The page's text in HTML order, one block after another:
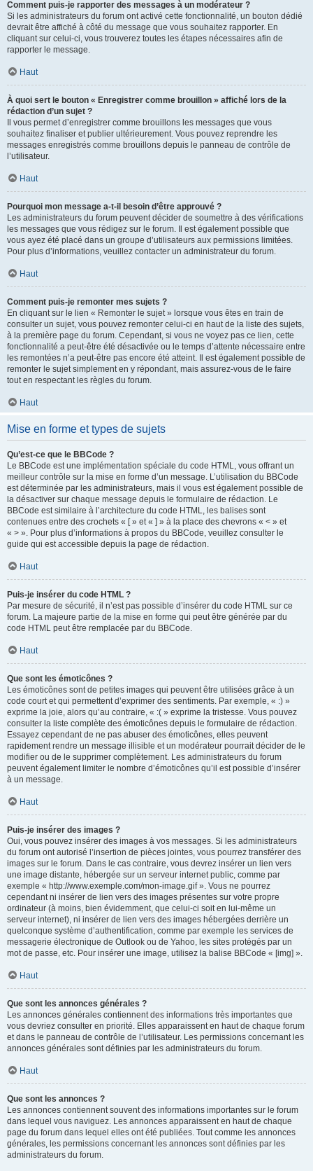
Comment puis-je rapporter des messages à un modérateur ?
Si les administrateurs du forum ont activé cette fonctionnalité, un bouton dédié
devrait être affiché à côté du message que vous souhaitez rapporter. En
cliquant sur celui-ci, vous trouverez toutes les étapes nécessaires afin de
rapporter le message.
Haut
À quoi sert le bouton « Enregistrer comme brouillon » affiché lors de la
rédaction d’un sujet ?
Il vous permet d’enregistrer comme brouillons les messages que vous
souhaitez finaliser et publier ultérieurement. Vous pouvez reprendre les
messages enregistrés comme brouillons depuis le panneau de contrôle de
l’utilisateur.
Haut
Pourquoi mon message a-t-il besoin d’être approuvé ?
Les administrateurs du forum peuvent décider de soumettre à des vérifications
les messages que vous rédigez sur le forum. Il est également possible que
vous ayez été placé dans un groupe d’utilisateurs aux permissions limitées.
Pour plus d’informations, veuillez contacter un administrateur du forum.
Haut
Comment puis-je remonter mes sujets ?
En cliquant sur le lien « Remonter le sujet » lorsque vous êtes en train de
consulter un sujet, vous pouvez remonter celui-ci en haut de la liste des sujets,
à la première page du forum. Cependant, si vous ne voyez pas ce lien, cette
fonctionnalité a peut-être été désactivée ou le temps d’attente nécessaire entre
les remontées n’a peut-être pas encore été atteint. Il est également possible de
remonter le sujet simplement en y répondant, mais assurez-vous de le faire
tout en respectant les règles du forum.
Haut
Mise en forme et types de sujets
Qu’est-ce que le BBCode ?
Le BBCode est une implémentation spéciale du code HTML, vous offrant un
meilleur contrôle sur la mise en forme d’un message. L’utilisation du BBCode
est déterminée par les administrateurs, mais il vous est également possible de
la désactiver sur chaque message depuis le formulaire de rédaction. Le
BBCode est similaire à l’architecture du code HTML, les balises sont
contenues entre des crochets « [ » et « ] » à la place des chevrons « < » et
« > ». Pour plus d’informations à propos du BBCode, veuillez consulter le
guide qui est accessible depuis la page de rédaction.
Haut
Puis-je insérer du code HTML ?
Par mesure de sécurité, il n’est pas possible d’insérer du code HTML sur ce
forum. La majeure partie de la mise en forme qui peut être générée par du
code HTML peut être remplacée par du BBCode.
Haut
Que sont les émoticônes ?
Les émoticônes sont de petites images qui peuvent être utilisées grâce à un
code court et qui permettent d’exprimer des sentiments. Par exemple, « :) »
exprime la joie, alors qu’au contraire, « :( » exprime la tristesse. Vous pouvez
consulter la liste complète des émoticônes depuis le formulaire de rédaction.
Essayez cependant de ne pas abuser des émoticônes, elles peuvent
rapidement rendre un message illisible et un modérateur pourrait décider de le
modifier ou de le supprimer complètement. Les administrateurs du forum
peuvent également limiter le nombre d’émoticônes qu’il est possible d’insérer
à un message.
Haut
Puis-je insérer des images ?
Oui, vous pouvez insérer des images à vos messages. Si les administrateurs
du forum ont autorisé l’insertion de pièces jointes, vous pourrez transférer des
images sur le forum. Dans le cas contraire, vous devrez insérer un lien vers
une image distante, hébergée sur un serveur internet public, comme par
exemple « http://www.exemple.com/mon-image.gif ». Vous ne pourrez
cependant ni insérer de lien vers des images présentes sur votre propre
ordinateur (à moins, bien évidemment, que celui-ci soit en lui-même un
serveur internet), ni insérer de lien vers des images hébergées derrière un
quelconque système d’authentification, comme par exemple les services de
messagerie électronique de Outlook ou de Yahoo, les sites protégés par un
mot de passe, etc. Pour insérer une image, utilisez la balise BBCode « [img] ».
Haut
Que sont les annonces générales ?
Les annonces générales contiennent des informations très importantes que
vous devriez consulter en priorité. Elles apparaissent en haut de chaque forum
et dans le panneau de contrôle de l’utilisateur. Les permissions concernant les
annonces générales sont définies par les administrateurs du forum.
Haut
Que sont les annonces ?
Les annonces contiennent souvent des informations importantes sur le forum
dans lequel vous naviguez. Les annonces apparaissent en haut de chaque
page du forum dans lequel elles ont été publiées. Tout comme les annonces
générales, les permissions concernant les annonces sont définies par les
administrateurs du forum.